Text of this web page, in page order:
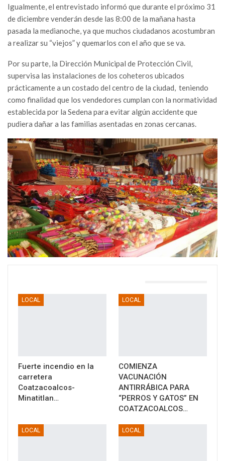
Igualmente, el entrevistado informó que durante el próximo 31
de diciembre venderán desde las 8:00 de la mañana hasta
pasada la medianoche, ya que muchos ciudadanos acostumbran
a realizar su “viejos” y quemarlos con el año que se va.
Por su parte, la Dirección Municipal de Protección Civil,
supervisa las instalaciones de los coheteros ubicados
prácticamente a un costado del centro de la ciudad, teniendo
como finalidad que los vendedores cumplan con la normatividad
establecida por la Sedena para evitar algún accidente que
pudiera dañar a las familias asentadas en zonas cercanas.
LOCAL
Fuerte incendio en la
carretera
Coatzacoalcos-
Minatitlan…
LOCAL
COMIENZA
VACUNACIÓN
ANTIRRÁBICA PARA
“PERROS Y GATOS” EN
COATZACOALCOS…
LOCAL LOCAL